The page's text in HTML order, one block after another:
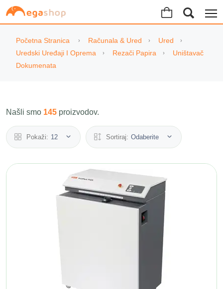
Početna Stranica Računala & Ured
Ured
Uredski Uređaji I Oprema
Rezači Papira
Uništavač
Dokumenata
Našli smo 145 proizvodov.
Pokaži: 12 Sortiraj: Odaberite